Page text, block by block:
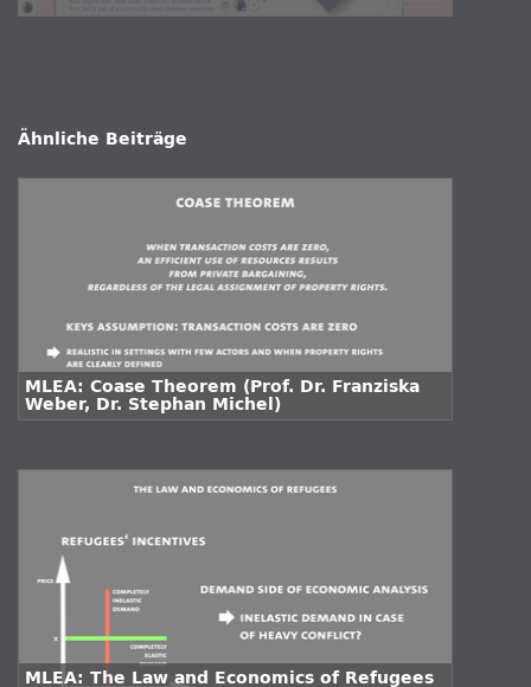
Ähnliche Beiträge
MLEA: Coase Theorem (Prof. Dr. Franziska
Weber, Dr. Stephan Michel)
MLEA: The Law and Economics of Refugees